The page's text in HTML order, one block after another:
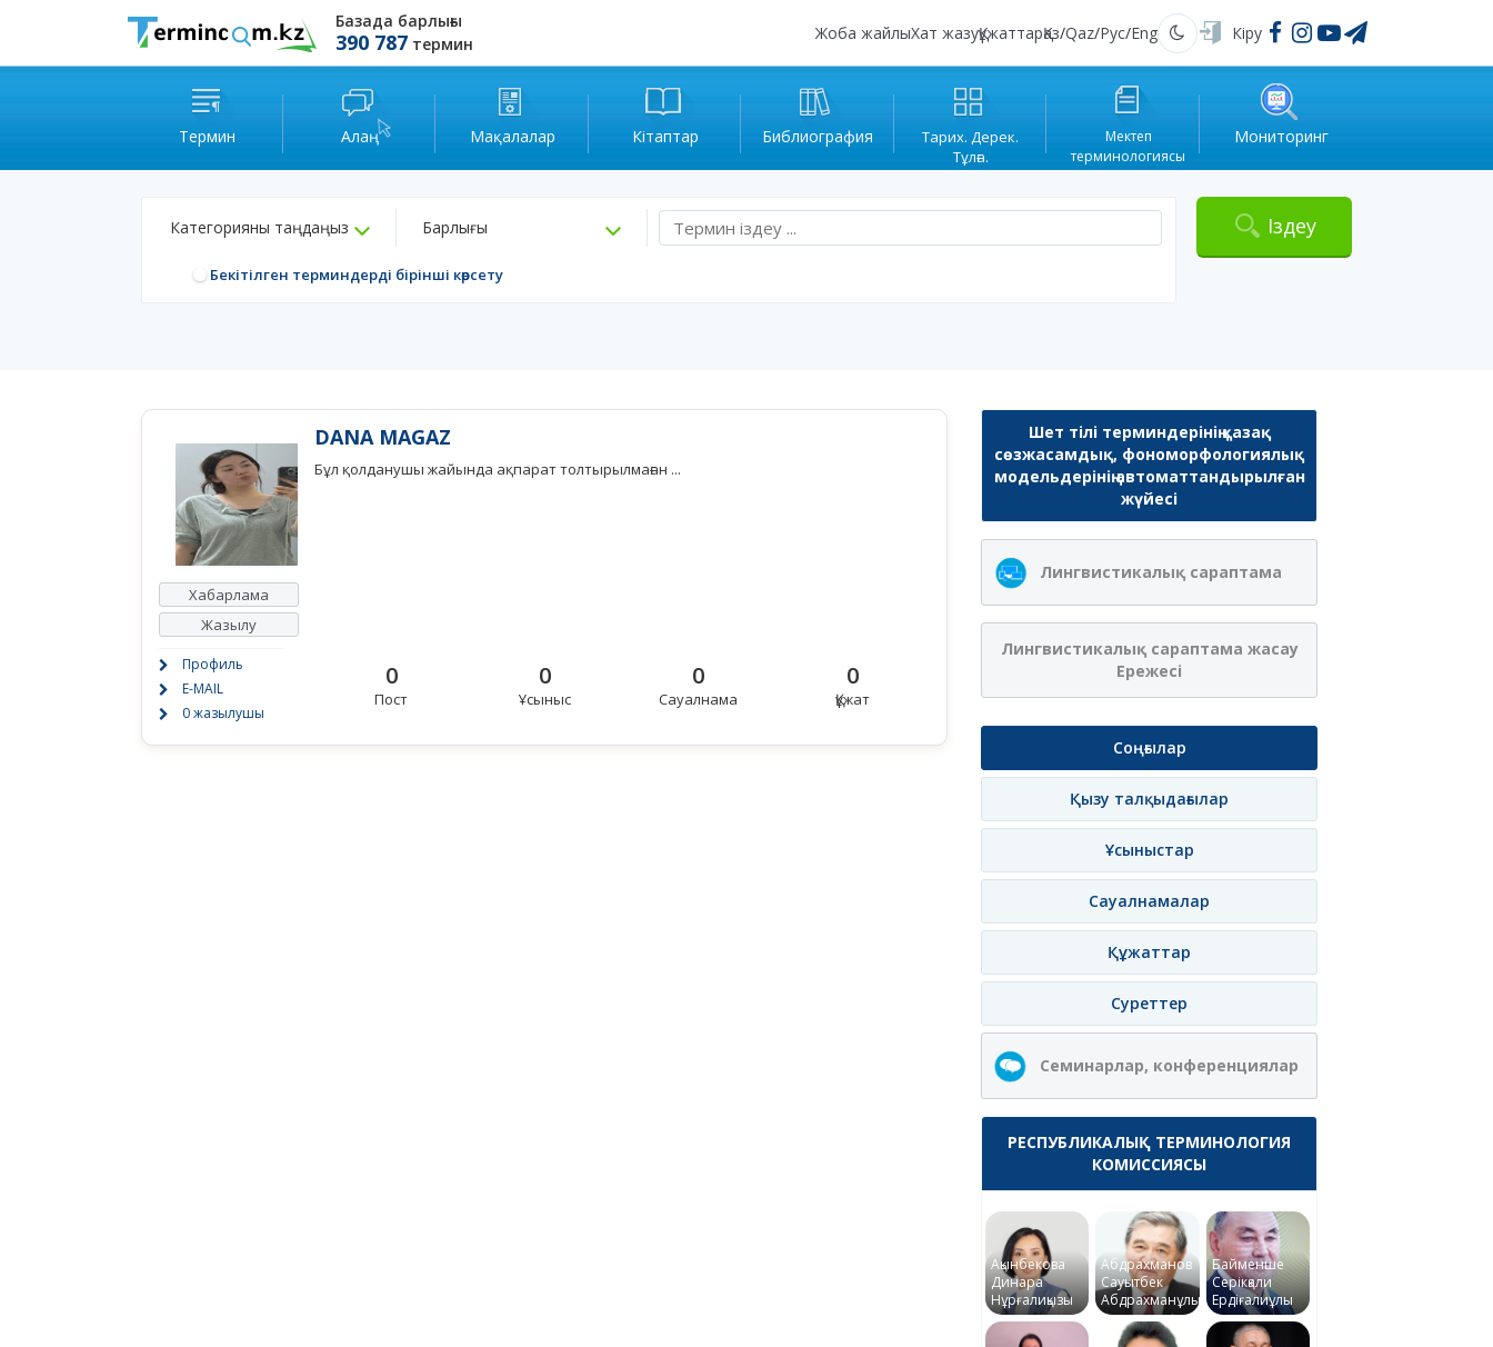
Базада барлығы
390 787 термин
Жоба жайлыХат жазуҚұжаттарҚаз/Qaz/Рус/Eng Қараңғы Кіру
Термин Алаң Мақалалар Кітаптар Библиография
Тарих. Дерек.
Тұлға.
Мектеп
терминологиясы
Мониторинг
Категорияны таңдаңыз Барлығы
Бекітілген терминдерді бірінші көрсету
Іздеу
Хабарлама
Жазылу
Профиль
E-MAIL
0 жазылушы
DANA MAGAZ
Бұл қолданушы жайында ақпарат толтырылмаған ...
0
Пост
0
Ұсыныс
0
Сауалнама
0
Құжат
Шет тілі терминдерінің қазақ
сөзжасамдық, фономорфологиялық
модельдерінің автоматтандырылған
жүйесі
Лингвистикалық сараптама
Лингвистикалық сараптама жасау
Ережесі
Соңғылар
Қызу талқыдағылар
Ұсыныстар
Сауалнамалар
Құжаттар
Суреттер
Семинарлар, конференциялар
РЕСПУБЛИКАЛЫҚ ТЕРМИНОЛОГИЯ
КОМИССИЯСЫ
Ақынбекова
Динара
Нұрғалиқызы
Абдрахманов
Сауытбек
Абдрахманұлы
Байменше
Серікқали
Ердіғалиұлы